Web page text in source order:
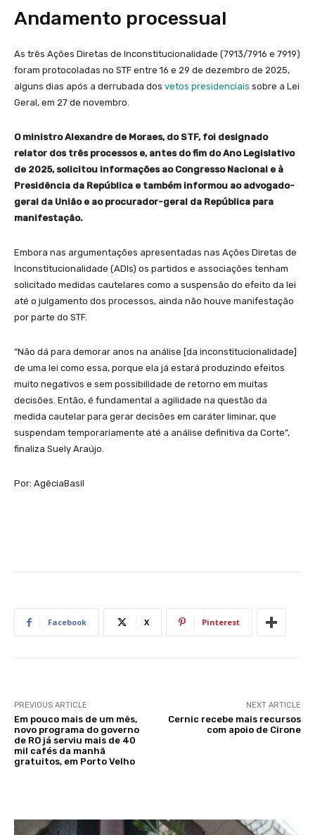
Andamento processual
As três Ações Diretas de Inconstitucionalidade (7913/7916 e 7919)
foram protocoladas no STF entre 16 e 29 de dezembro de 2025,
alguns dias após a derrubada dos vetos presidenciais sobre a Lei
Geral, em 27 de novembro.
O ministro Alexandre de Moraes, do STF, foi designado
relator dos três processos e, antes do fim do Ano Legislativo
de 2025, solicitou informações ao Congresso Nacional e à
Presidência da República e também informou ao advogado-
geral da União e ao procurador-geral da República para
manifestação.
Embora nas argumentações apresentadas nas Ações Diretas de
Inconstitucionalidade (ADIs) os partidos e associações tenham
solicitado medidas cautelares como a suspensão do efeito da lei
até o julgamento dos processos, ainda não houve manifestação
por parte do STF.
“Não dá para demorar anos na análise [da inconstitucionalidade]
de uma lei como essa, porque ela já estará produzindo efeitos
muito negativos e sem possibilidade de retorno em muitas
decisões. Então, é fundamental a agilidade na questão da
medida cautelar para gerar decisões em caráter liminar, que
suspendam temporariamente até a análise definitiva da Corte”,
finaliza Suely Araújo.
Por: AgêciaBasil
Facebook X Pinterest
PREVIOUS ARTICLE
Em pouco mais de um mês,
novo programa do governo
de RO já serviu mais de 40
mil cafés da manhã
gratuitos, em Porto Velho
NEXT ARTICLE
Cernic recebe mais recursos
com apoio de Cirone